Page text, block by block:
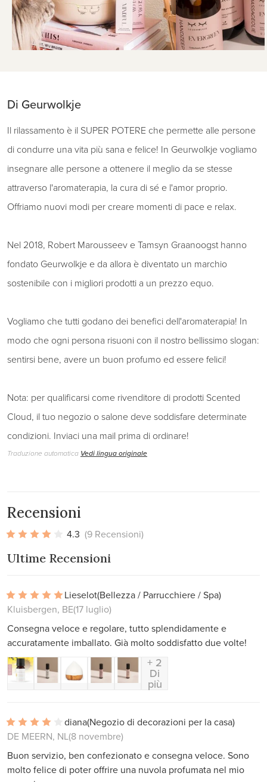
Di Geurwolkje
Il rilassamento è il SUPER POTERE che permette alle persone
di condurre una vita più sana e felice! In Geurwolkje vogliamo
insegnare alle persone a ottenere il meglio da se stesse
attraverso l'aromaterapia, la cura di sé e l'amor proprio.
Offriamo nuovi modi per creare momenti di pace e relax.
Nel 2018, Robert Marousseev e Tamsyn Graanoogst hanno
fondato Geurwolkje e da allora è diventato un marchio
sostenibile con i migliori prodotti a un prezzo equo.
Vogliamo che tutti godano dei benefici dell'aromaterapia! In
modo che ogni persona risuoni con il nostro bellissimo slogan:
sentirsi bene, avere un buon profumo ed essere felici!
Nota: per qualificarsi come rivenditore di prodotti Scented
Cloud, il tuo negozio o salone deve soddisfare determinate
condizioni. Inviaci una mail prima di ordinare!
Traduzione automatica Vedi lingua originale
Recensioni
4.3 (9 Recensioni)
Ultime Recensioni
Lieselot(Bellezza / Parrucchiere / Spa)
Kluisbergen, BE(17 luglio)
Consegna veloce e regolare, tutto splendidamente e
accuratamente imballato. Già molto soddisfatto due volte!
+ 2
Di
più
diana(Negozio di decorazioni per la casa)
DE MEERN, NL(8 novembre)
Buon servizio, ben confezionato e consegna veloce. Sono
molto felice di poter offrire una nuvola profumata nel mio